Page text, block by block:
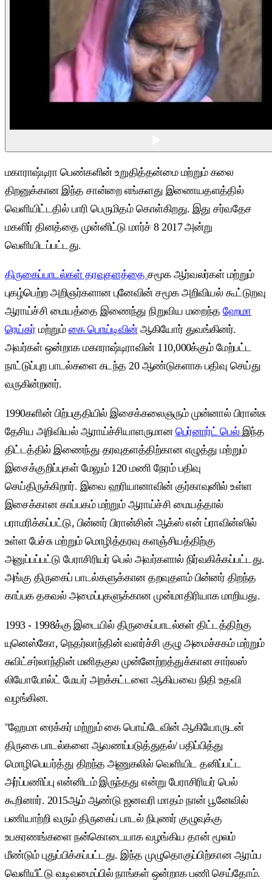
மகாராஷ்டிரா பெண்களின் உறுதித்தன்மை மற்றும் கலை
திறனுக்கான இந்த சான்றை எங்களது இணையதளத்தில்
வெளியிட்டதில் பாரி பெருமிதம் கொள்கிறது. இது சர்வதேச
மகளிர் தினத்தை முன்னிட்டு மார்ச் 8 2017 அன்று
வெளியிடப்பட்டது.
திருகைப்பாடல்கள் தரவுதளத்தைசமூக ஆர்வலர்கள் மற்றும்
புகழ்பெற்ற அறிஞர்களான புனேவின் சமூக அறிவியல் கூட்டுறவு
ஆராய்ச்சி மையத்தை இணைந்து நிறுவிய மறைந்த ஹேமா
ரெய்கர்மற்றும் கை பொய்டிவின்ஆகியோர் துவங்கினர்.
அவர்கள் ஒன்றாக மகாராஷ்டிராவின் 110,000க்கும் மேற்பட்ட
நாட்டுப்புற பாடல்களை கடந்த 20 ஆண்டுகளாக பதிவு செய்து
வருகின்றனர்.
1990களின் பிற்பகுதியில் இசைக்கலைஞரும் முன்னால் பிரான்சு
தேசிய அறிவியல் ஆராய்ச்சியாளருமான பெர்னார்ட் பெல் இந்த
திட்டத்தில் இணைந்து தரவுதளத்திற்கான எழுத்து மற்றும்
இசைக்குறிப்புகள் மேலும் 120 மணி நேரம் பதிவு
செய்திருக்கிறார். இவை ஹரியானாவின் குர்காவுனில் உள்ள
இசைக்கான காப்பகம் மற்றும் ஆராய்ச்சி மையத்தால்
பராமரிக்கப்பட்டு, பின்னர் பிரான்சின் ஆக்ஸ் என் ப்ராவின்ஸில்
உள்ள பேச்சு மற்றும் மொழித்தரவு களஞ்சியத்திற்கு
அனுப்பப்பட்டு பேராசிரியர் பெல் அவர்களால் நிர்வகிக்கப்பட்டது.
அங்கு திருகைப் பாடல்களுக்கான தறவுதளம் பின்னர் திறந்த
காப்பக தகவல் அமைப்புகளுக்கான முன்மாதிரியாக மாறியது.
1993 - 1998க்கு இடையில் திருகைப்பாடல்கள் திட்டத்திற்கு
யுனெஸ்கோ, நெதர்லாந்தின் வளர்ச்சி குழு அமைச்சகம் மற்றும்
சுவிட்சர்லாந்தின் மனிதகுல முன்னேற்றத்துக்கான சார்லஸ்
லியோபோல்ட் மேயர் அறக்கட்டளை ஆகியவை நிதி உதவி
வழங்கின.
"ஹேமா ரைக்கர் மற்றும் கை பொய்டேவின் ஆகியோருடன்
திருகை பாடல்களை ஆவணப்படுத்துதல்/ பதிப்பித்து
மொழிபெயர்த்து திறந்த அணுகலில் வெளியிட தனிப்பட்ட
அர்ப்பணிப்பு என்னிடம் இருந்தது என்று பேராசிரியர் பெல்
கூறினார். 2015ஆம் ஆண்டு ஜனவரி மாதம் நான் பூனேவில்
பணியாற்றி வரும் திருகைப் பாடல் நிபுணர் குழுவுக்கு
உபகரணங்களை நன்கொடையாக வழங்கிய தான் மூலம்
மீண்டும் புதுப்பிக்கப்பட்டது. இந்த முழுதொகுப்பிற்கான ஆரம்ப
வெளியீட்டு வடிவமைப்பில் நாங்கள் ஒன்றாக பணி செய்தோம்.